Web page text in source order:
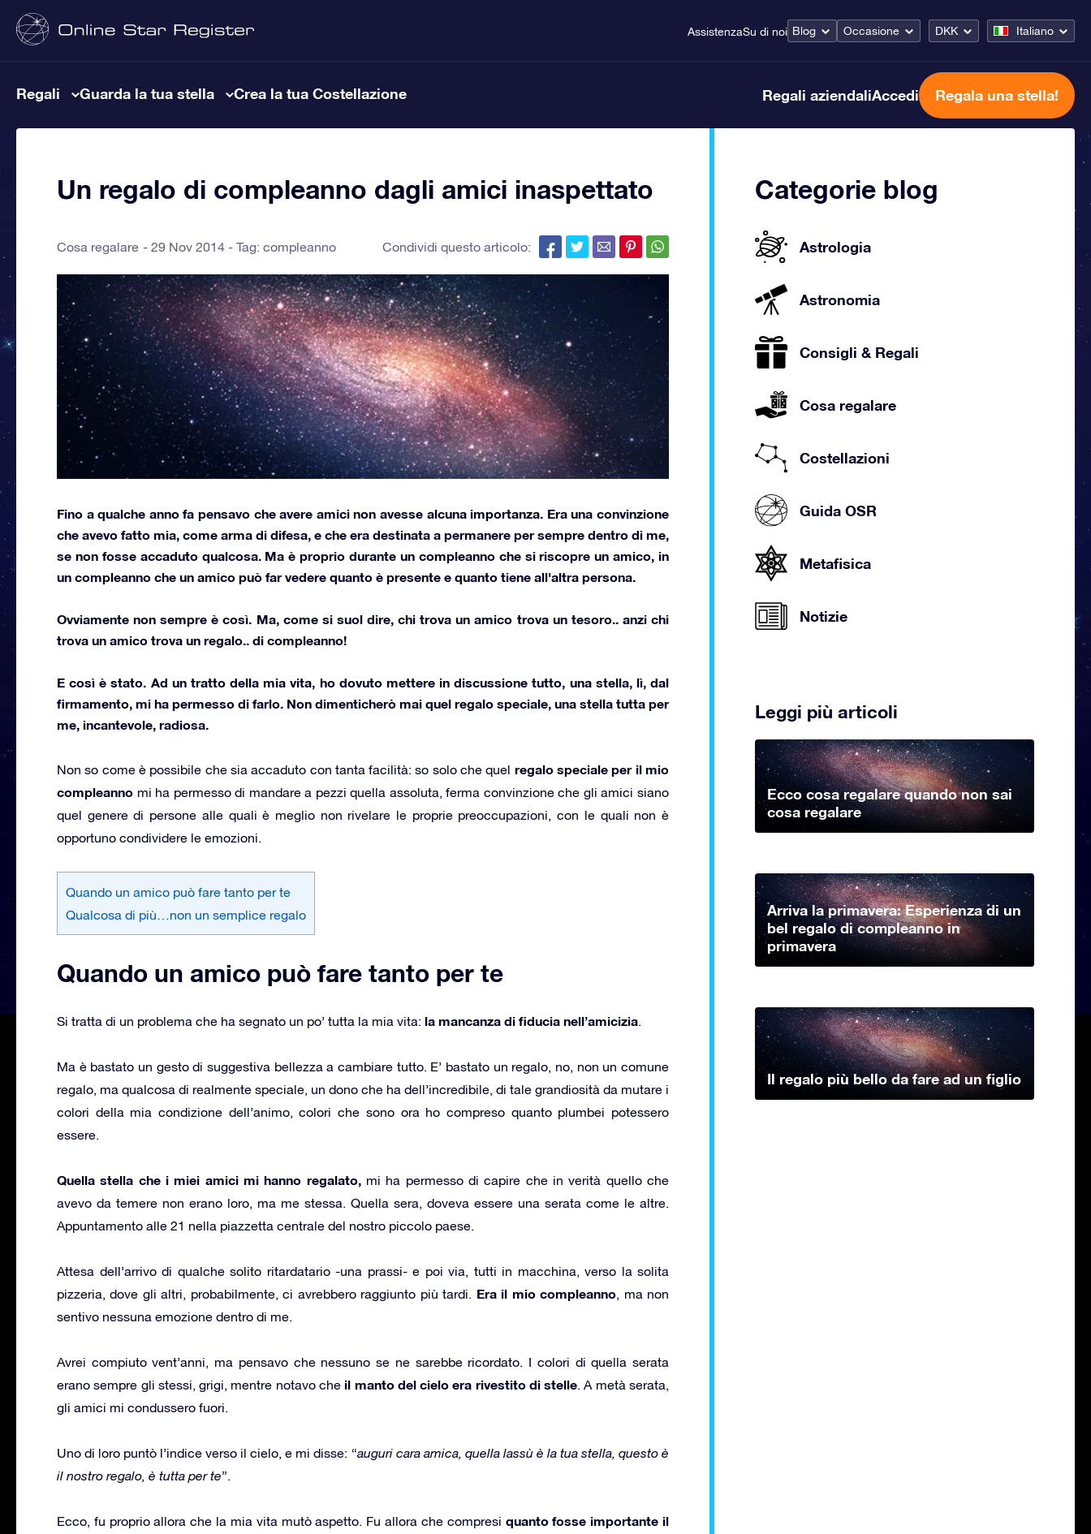
AssistenzaSu di noi Blog Occasione DKK Italiano
Regali Guarda la tua stella Crea la tua Costellazione Regali aziendaliAccedi Regala una stella!
Un regalo di compleanno dagli amici inaspettato
Cosa regalare 29 Nov 2014 - Tag: compleanno Condividi questo articolo:
Fino a qualche anno fa pensavo che avere amici non avesse alcuna importanza. Era una convinzione
che avevo fatto mia, come arma di difesa, e che era destinata a permanere per sempre dentro di me,
se non fosse accaduto qualcosa. Ma è proprio durante un compleanno che si riscopre un amico, in
un compleanno che un amico può far vedere quanto è presente e quanto tiene all'altra persona.
Ovviamente non sempre è così. Ma, come si suol dire, chi trova un amico trova un tesoro.. anzi chi
trova un amico trova un regalo.. di compleanno!
E così è stato. Ad un tratto della mia vita, ho dovuto mettere in discussione tutto, una stella, lì, dal
firmamento, mi ha permesso di farlo. Non dimenticherò mai quel regalo speciale, una stella tutta per
me, incantevole, radiosa.
Non so come è possibile che sia accaduto con tanta facilità: so solo che quel regalo speciale per il mio
compleanno mi ha permesso di mandare a pezzi quella assoluta, ferma convinzione che gli amici siano
quel genere di persone alle quali è meglio non rivelare le proprie preoccupazioni, con le quali non è
opportuno condividere le emozioni.
Quando un amico può fare tanto per te
Qualcosa di più…non un semplice regalo
Quando un amico può fare tanto per te
Si tratta di un problema che ha segnato un po’ tutta la mia vita: la mancanza di fiducia nell’amicizia.
Ma è bastato un gesto di suggestiva bellezza a cambiare tutto. E’ bastato un regalo, no, non un comune
regalo, ma qualcosa di realmente speciale, un dono che ha dell’incredibile, di tale grandiosità da mutare i
colori della mia condizione dell’animo, colori che sono ora ho compreso quanto plumbei potessero
essere.
Quella stella che i miei amici mi hanno regalato,mi ha permesso di capire che in verità quello che
avevo da temere non erano loro, ma me stessa. Quella sera, doveva essere una serata come le altre.
Appuntamento alle 21 nella piazzetta centrale del nostro piccolo paese.
Attesa dell’arrivo di qualche solito ritardatario -una prassi- e poi via, tutti in macchina, verso la solita
pizzeria, dove gli altri, probabilmente, ci avrebbero raggiunto più tardi. Era il mio compleanno, ma non
sentivo nessuna emozione dentro di me.
Avrei compiuto vent’anni, ma pensavo che nessuno se ne sarebbe ricordato. I colori di quella serata
erano sempre gli stessi, grigi, mentre notavo che il manto del cielo era rivestito di stelle. A metà serata,
gli amici mi condussero fuori.
Uno di loro puntò l’indice verso il cielo, e mi disse: “auguri cara amica, quella lassù è la tua stella, questo è
il nostro regalo, è tutta per te”.
Ecco, fu proprio allora che la mia vita mutò aspetto. Fu allora che compresi quanto fosse importante il
Categorie blog
Astrologia
Astronomia
Consigli & Regali
Cosa regalare
Costellazioni
Guida OSR
Metafisica
Notizie
Leggi più articoli
Ecco cosa regalare quando non sai
cosa regalare
Arriva la primavera: Esperienza di un
bel regalo di compleanno in
primavera
Il regalo più bello da fare ad un figlio